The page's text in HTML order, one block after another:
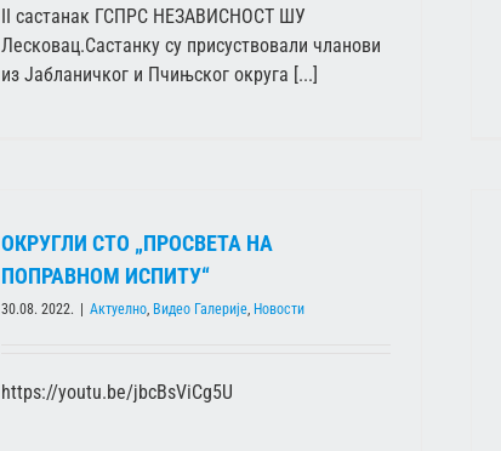
II састанак ГСПРС НЕЗАВИСНОСТ ШУ
Лесковац.Састанку су присуствовали чланови
из Јабланичког и Пчињског округа [...]
ОКРУГЛИ СТО „ПРОСВЕТА НА
ПОПРАВНОМ ИСПИТУ“
30.08. 2022. Актуелно, Видео Галерије, Новости
https://youtu.be/jbcBsViCg5U